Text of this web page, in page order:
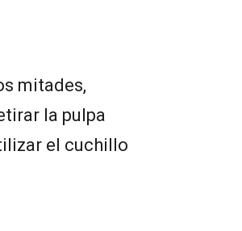
mitades,
la pulpa
el cuchillo